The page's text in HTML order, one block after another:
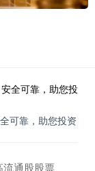
可靠，助您投资
通股股票